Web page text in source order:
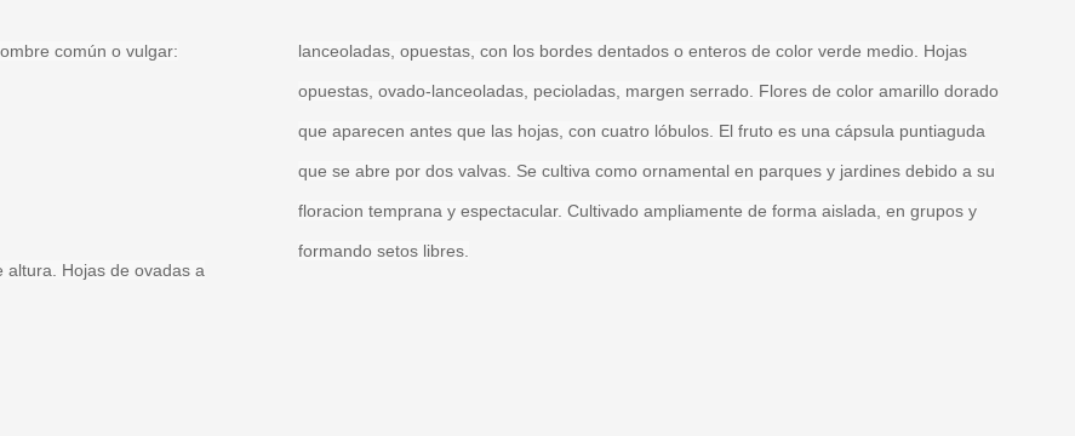
común o vulgar:
altura. Hojas de ovadas a
lanceoladas, opuestas, con los bordes dentados o enteros de color verde medio. Hojas
opuestas, ovado-lanceoladas, pecioladas, margen serrado. Flores de color amarillo dorado
que aparecen antes que las hojas, con cuatro lóbulos. El fruto es una cápsula puntiaguda
que se abre por dos valvas. Se cultiva como ornamental en parques y jardines debido a su
floracion temprana y espectacular. Cultivado ampliamente de forma aislada, en grupos y
formando setos libres.